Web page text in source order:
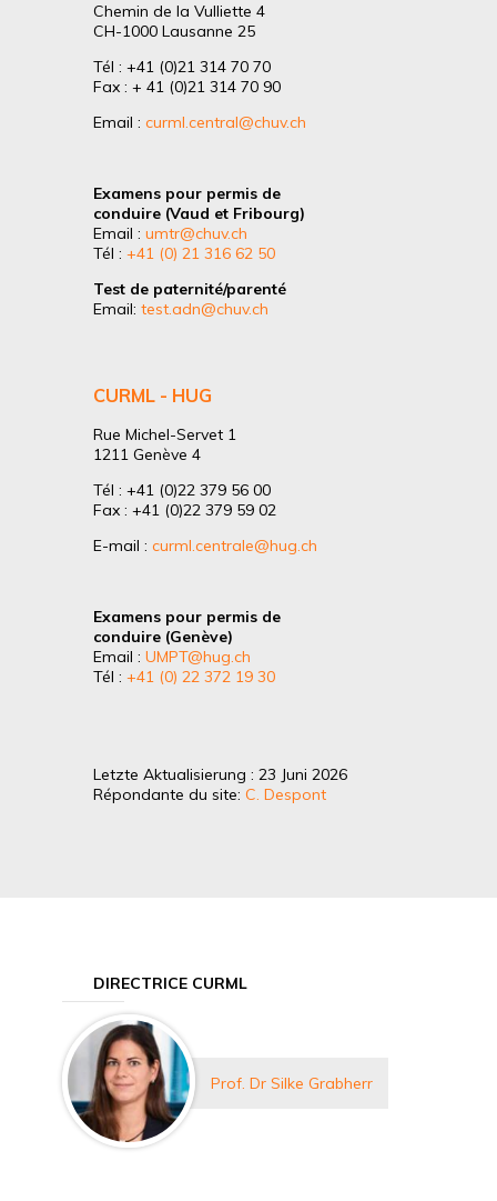
Chemin de la Vulliette 4
CH-1000 Lausanne 25
Tél : +41 (0)21 314 70 70
Fax : + 41 (0)21 314 70 90
Email : curml.central@chuv.ch
Examens pour permis de
conduire (Vaud et Fribourg)
Email : umtr@chuv.ch
Tél : +41 (0) 21 316 62 50
Test de paternité/parenté
Email: test.adn@chuv.ch
CURML - HUG
Rue Michel-Servet 1
1211 Genève 4
Tél : +41 (0)22 379 56 00
Fax : +41 (0)22 379 59 02
E-mail : curml.centrale@hug.ch
Examens pour permis de
conduire (Genève)
Email : UMPT@hug.ch
Tél : +41 (0) 22 372 19 30
Letzte Aktualisierung : 23 Juni 2026
Répondante du site: C. Despont
DIRECTRICE CURML
Prof. Dr Silke Grabherr